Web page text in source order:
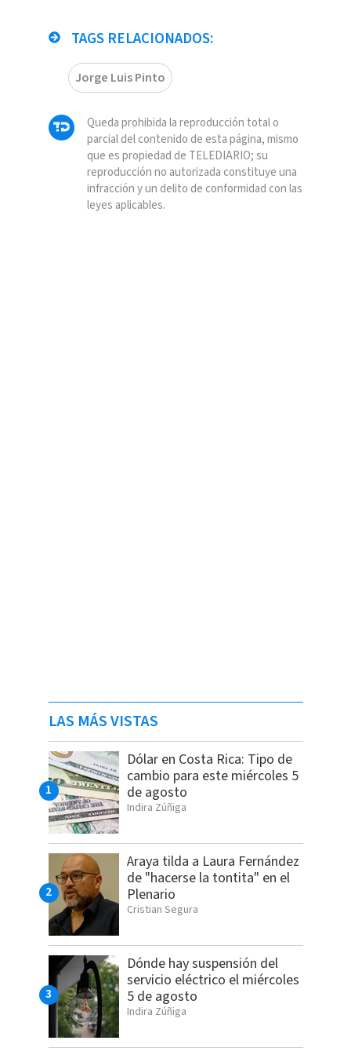
TAGS RELACIONADOS:
Jorge Luis Pinto
Queda prohibida la reproducción total o
parcial del contenido de esta página, mismo
que es propiedad de TELEDIARIO; su
reproducción no autorizada constituye una
infracción y un delito de conformidad con las
leyes aplicables.
LAS MÁS VISTAS
Dólar en Costa Rica: Tipo de
cambio para este miércoles 5
de agosto
Indira Zúñiga
Araya tilda a Laura Fernández
de "hacerse la tontita" en el
Plenario
Cristian Segura
Dónde hay suspensión del
servicio eléctrico el miércoles
5 de agosto
Indira Zúñiga